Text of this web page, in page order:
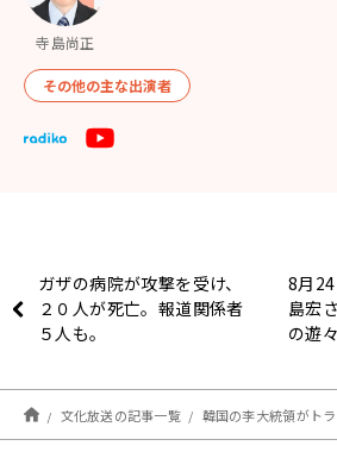
寺島尚正
その他の主な出演者
ガザの病院が攻撃を受け、
２０人が死亡。報道関係者
５人も。
8月
島宏
の遊
文化放送の記事一覧 韓国の李大統領がトランプ大統領と